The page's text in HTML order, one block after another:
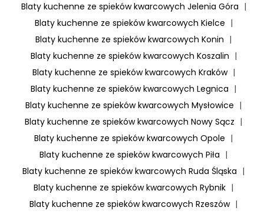
Blaty kuchenne ze spieków kwarcowych Jelenia Góra |
Blaty kuchenne ze spieków kwarcowych Kielce |
Blaty kuchenne ze spieków kwarcowych Konin |
Blaty kuchenne ze spieków kwarcowych Koszalin |
Blaty kuchenne ze spieków kwarcowych Kraków |
Blaty kuchenne ze spieków kwarcowych Legnica |
Blaty kuchenne ze spieków kwarcowych Mysłowice |
Blaty kuchenne ze spieków kwarcowych Nowy Sącz |
Blaty kuchenne ze spieków kwarcowych Opole |
Blaty kuchenne ze spieków kwarcowych Piła |
Blaty kuchenne ze spieków kwarcowych Ruda Śląska |
Blaty kuchenne ze spieków kwarcowych Rybnik |
Blaty kuchenne ze spieków kwarcowych Rzeszów |